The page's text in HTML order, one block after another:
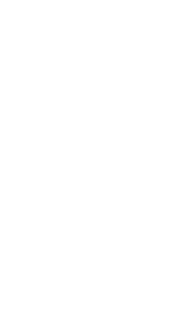
バイマ活動の疑問に売れっ子現役バ